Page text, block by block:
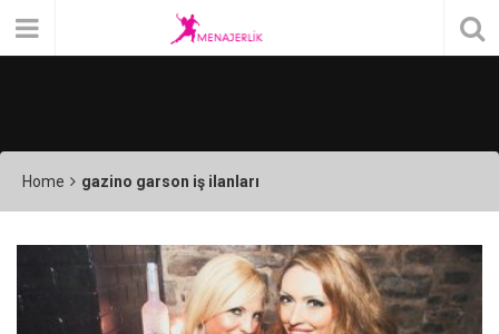
Home gazino garson iş ilanları